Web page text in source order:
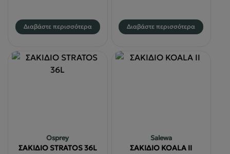
Διαβάστε περισσότερα Διαβάστε περισσότερα
Osprey
ΣΑΚΙΔΙΟ STRATOS 36L
Salewa
ΣΑΚΙΔΙΟ KOALA II